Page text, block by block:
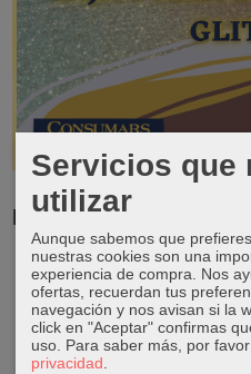
RESERVA TUS
Servicios que
utilizar
Aunque sabemos que
nuestras cookies son una
experiencia de compra. Nos
ofertas, recuerdan tus
navegación y nos avisan si la
click en "Aceptar" confirmas
uso. Para saber más, por
privacidad